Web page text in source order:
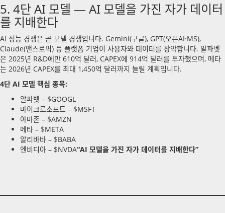
5. 4단 AI 모델 — AI 모델을 가진 자가 데이터
를 지배한다
AI 성능 경쟁은 곧 모델 경쟁입니다. Gemini(구글), GPT(오픈AI·MS),
Claude(앤스로픽) 등 플랫폼 기업이 사용자와 데이터를 장악합니다. 알파벳
은 2025년 R&D에만 610억 달러, CAPEX에 914억 달러를 투자했으며, 메타
는 2026년 CAPEX를 최대 1,450억 달러까지 늘릴 계획입니다.
4단 AI 모델 핵심 종목:
알파벳 – $GOOGL
마이크로소프트 – $MSFT
아마존 – $AMZN
메타 – $META
알리바바 – $BABA
엔비디아 – $NVDA“AI 모델을 가진 자가 데이터를 지배한다”